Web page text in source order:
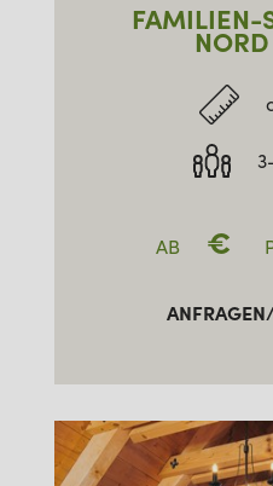
FAMILIEN-
AB €